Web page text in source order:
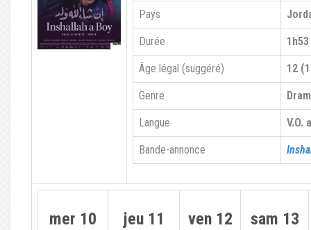
Pays
Durée 1h53
Âge légal (suggéré) 12
Genre
Langue V.O.
Bande-annonce
mer 10 jeu 11 ven 12 sam 13